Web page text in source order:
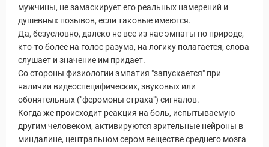
Туры
мужчины, не замаскирует его реальных намерений и
душевных позывов, если таковые имеются.
Да, безусловно, далеко не все из нас эмпаты по природе,
кто-то более на голос разума, на логику полагается, слова
слушает и значение им придает.
Со стороны физиологии эмпатия "запускается" при
наличии видеоспецифических, звуковых или
обонятельных ("феромоны страха") сигналов.
Когда же происходит реакция на боль, испытываемую
другим человеком, активируются зрительные нейроны в
миндалине, центральном сером веществе среднего мозга